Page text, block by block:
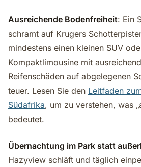
Ausreichende Bodenfreiheit: Ein
schramt auf Krugers
mindestens einen kleinen SUV
Kompaktlimousine mit
Reifenschäden auf abgelegenen
teuer. Lesen Sie den Leitfaden
Südafrika, um zu verstehen, was
bedeutet.
Übernachtung im Park statt
Hazyview schläft und täglich